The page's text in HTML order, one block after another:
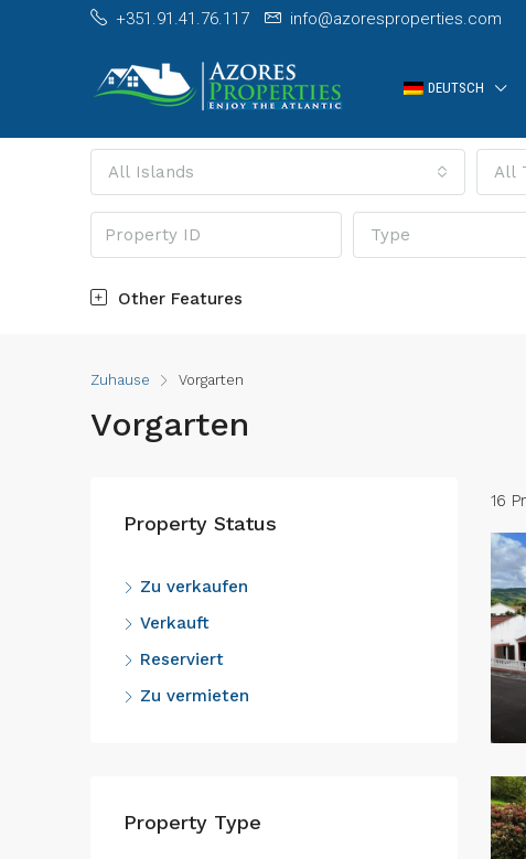
+351.91.41.76.117 info@azoresproperties.com
DEUTSCH
All Islands All
Type
Other Features
Zuhause Vorgarten
Vorgarten
16
Property Status
Zu verkaufen
Verkauft
Reserviert
Zu vermieten
Property Type